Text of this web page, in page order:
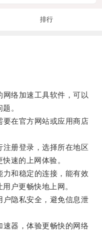
排行
络加速工具软件，可以
。
在官方网站或应用商店
册登录，选择所在地区
速的上网体验。
和稳定的连接，能有效
户更畅快地上网。
隐私安全，避免信息泄
器，体验更畅快的网络